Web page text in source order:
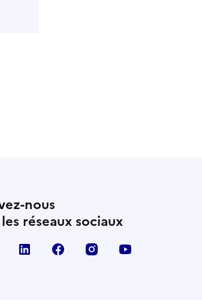
nous
réseaux sociaux
linkedin facebook instagram